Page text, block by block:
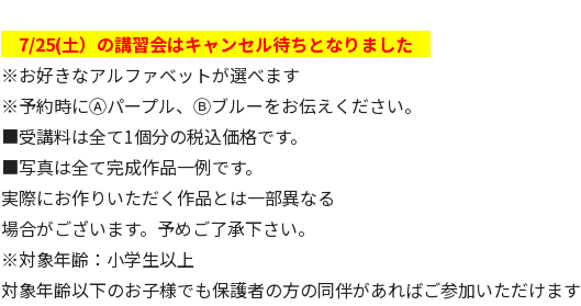
7/25(土）の講習会はキャンセル待ちとなりました
※お好きなアルファベットが選べます
※予約時にⒶパープル、Ⓑブルーをお伝えください。
■受講料は全て1個分の税込価格です。
■写真は全て完成作品一例です。
実際にお作りいただく作品とは一部異なる
場合がございます。予めご了承下さい。
※対象年齢：小学生以上
対象年齢以下のお子様でも保護者の方の同伴があればご参加いただけます